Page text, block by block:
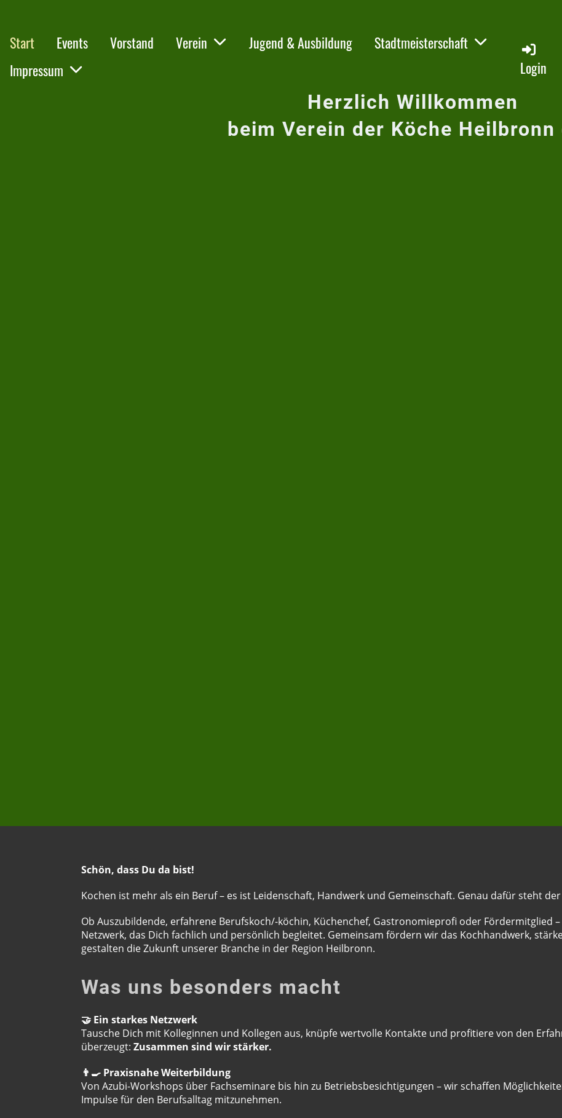
Start Events Vorstand Verein Jugend & Ausbildung
Stadtmeisterschaft
Impressum
Login
Herzlich Willkommen
beim Verein der Köche Heilbronn
Schön, dass Du da bist!
Kochen ist mehr als ein Beruf – es ist Leidenschaft, Handwerk und Gemeinschaft. Genau dafür steht der
Ob Auszubildende, erfahrene Berufskoch/-köchin, Küchenchef, Gastronomieprofi oder Fördermitglied
Netzwerk, das Dich fachlich und persönlich begleitet. Gemeinsam fördern wir das Kochhandwerk,
gestalten die Zukunft unserer Branche in der Region Heilbronn.
Was uns besonders macht
🤝 Ein starkes Netzwerk
Tausche Dich mit Kolleginnen und Kollegen aus, knüpfe wertvolle Kontakte und profitiere von den
überzeugt: Zusammen sind wir stärker.
👨‍🍳 Praxisnahe Weiterbildung
Von Azubi-Workshops über Fachseminare bis hin zu Betriebsbesichtigungen – wir schaffen
Impulse für den Berufsalltag mitzunehmen.